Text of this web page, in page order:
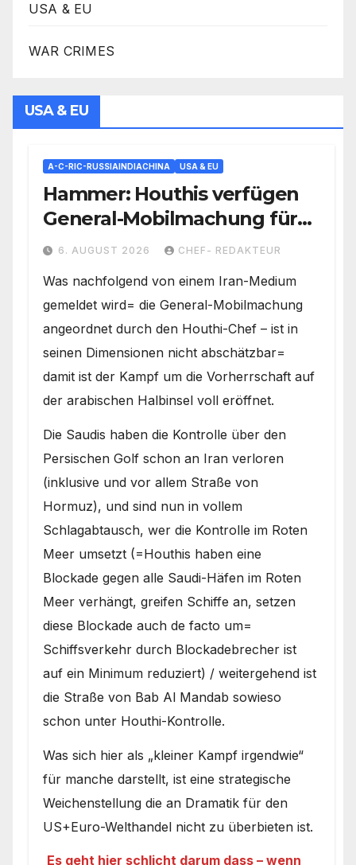
USA & EU
WAR CRIMES
USA & EU
A-C-RIC-RUSSIAINDIACHINA USA & EU
Hammer: Houthis verfügen
General-Mobilmachung für
Saudi-Krieg= Kampf um
Arabischen Halbinsel
6. AUGUST 2026 CHEF- REDAKTEUR
Was nachfolgend von einem Iran-Medium
gemeldet wird= die General-Mobilmachung
angeordnet durch den Houthi-Chef – ist in
seinen Dimensionen nicht abschätzbar=
damit ist der Kampf um die Vorherrschaft auf
der arabischen Halbinsel voll eröffnet.
Die Saudis haben die Kontrolle über den
Persischen Golf schon an Iran verloren
(inklusive und vor allem Straße von
Hormuz), und sind nun in vollem
Schlagabtausch, wer die Kontrolle im Roten
Meer umsetzt (=Houthis haben eine
Blockade gegen alle Saudi-Häfen im Roten
Meer verhängt, greifen Schiffe an, setzen
diese Blockade auch de facto um=
Schiffsverkehr durch Blockadebrecher ist
auf ein Minimum reduziert) / weitergehend ist
die Straße von Bab Al Mandab sowieso
schon unter Houthi-Kontrolle.
Was sich hier als „kleiner Kampf irgendwie“
für manche darstellt, ist eine strategische
Weichenstellung die an Dramatik für den
US+Euro-Welthandel nicht zu überbieten ist.
Es geht hier schlicht darum dass – wenn